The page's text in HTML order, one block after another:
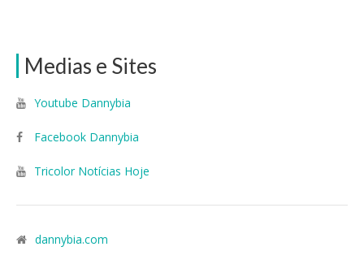
Medias e Sites
Youtube Dannybia
Facebook Dannybia
Tricolor Notícias Hoje
dannybia.com